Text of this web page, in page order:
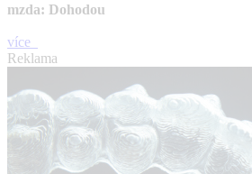
mzda: Dohodou
více
Reklama